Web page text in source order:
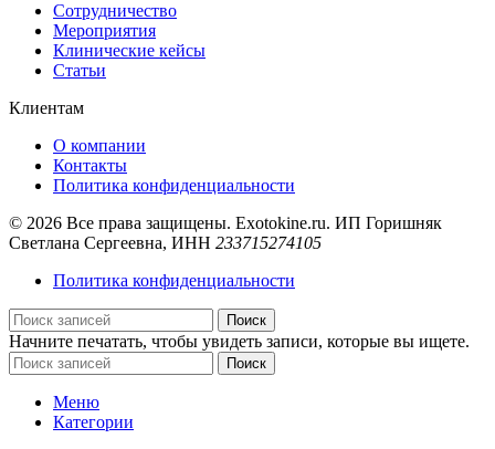
Сотрудничество
Мероприятия
Клинические кейсы
Статьи
Клиентам
О компании
Контакты
Политика конфиденциальности
© 2026 Все права защищены. Exotokine.ru. ИП Горишняк
Светлана Сергеевна, ИНН 233715274105
Политика конфиденциальности
Поиск
Начните печатать, чтобы увидеть записи, которые вы ищете.
Поиск
Меню
Категории